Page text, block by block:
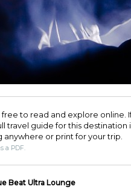
to read and explore online.
travel guide for this destination
or print for your trip.​
a PDF.
Beat Ultra Lounge